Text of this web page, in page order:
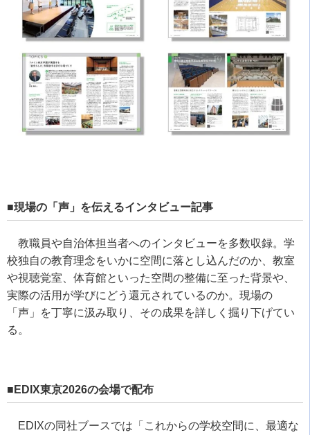
■現場の「声」を伝えるインタビュー記事
教職員や自治体担当者へのインタビューを多数収録。学
校独自の教育理念をいかに空間に落とし込んだのか、教室
や視聴覚室、体育館といった空間の整備に至った背景や、
実際の活用が学びにどう還元されているのか。現場の
「声」を丁寧に汲み取り、その成果を詳しく掘り下げてい
る。
■EDIX東京2026の会場で配布
EDIXの同社ブースでは「これからの学校空間に、最適な